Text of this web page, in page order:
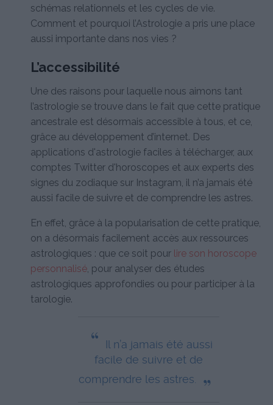
schémas relationnels et les cycles de vie.
Comment et pourquoi l’Astrologie a pris une place
aussi importante dans nos vies ?
L’accessibilité
Une des raisons pour laquelle nous aimons tant
l’astrologie se trouve dans le fait que cette pratique
ancestrale est désormais accessible à tous, et ce,
grâce au développement d’internet. Des
applications d'astrologie faciles à télécharger, aux
comptes Twitter d'horoscopes et aux experts des
signes du zodiaque sur Instagram, il n’a jamais été
aussi facile de suivre et de comprendre les astres.
En effet, grâce à la popularisation de cette pratique,
on a désormais facilement accès aux ressources
astrologiques : que ce soit pour lire son horoscope
personnalisé , pour analyser des études
astrologiques approfondies ou pour participer à la
tarologie.
“
Il n’a jamais été aussi
facile de suivre et de
comprendre les astres.
„